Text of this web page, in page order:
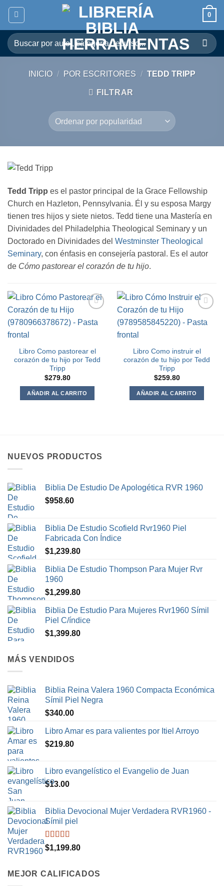
Skip
content
0
Buscar
por:
INICIO / POR ESCRITORES / TEDD TRIPP
FILTRAR
Tedd Tripp es el pastor principal de la Grace Fellowship
Church en Hazleton, Pennsylvania. Él y su esposa Margy
tienen tres hijos y siete nietos. Tedd tiene una Mastería en
Divinidades del Philadelphia Theological Seminary y un
Doctorado en Divinidades del Westminster Theological
Seminary, con énfasis en consejería pastoral. Es el autor
de Cómo pastorear el corazón de tu hijo.
a la
Libro Como pastorear el
corazón de tu hijo por Tedd
Tripp
$279.80
AÑADIR AL CARRITO
a la
Libro Como instruir el
corazón de tu hijo por Tedd
Tripp
$259.80
AÑADIR AL CARRITO
NUEVOS PRODUCTOS
Biblia De Estudio De Apologética RVR 1960
$958.60
Biblia De Estudio Scofield Rvr1960 Piel
Fabricada Con Índice
$1,239.80
Biblia De Estudio Thompson Para Mujer Rvr
1960
$1,299.80
Biblia De Estudio Para Mujeres Rvr1960 Símil
Piel C/índice
$1,399.80
MÁS VENDIDOS
Biblia Reina Valera 1960 Compacta Económica
Símil Piel Negra
$340.00
Libro Amar es para valientes por Itiel Arroyo
$219.80
Libro evangelístico el Evangelio de Juan
$13.00
Biblia Devocional Mujer Verdadera RVR1960 -
Símil piel
Valorado en
5.00
$1,199.80
MEJOR CALIFICADOS